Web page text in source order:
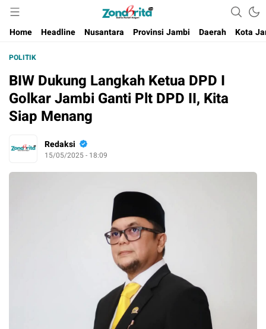
Berita Harian Negeri
Home
Headline Nusantara Provinsi Jambi Daerah Kota
POLITIK
BIW Dukung Langkah Ketua DPD I
Golkar Jambi Ganti Plt DPD II, Kita
Siap Menang
Redaksi
15/05/2025 - 18:09